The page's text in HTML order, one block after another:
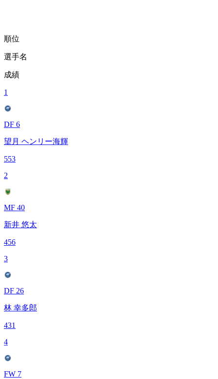
順位
選手名
成績
1
DF 6
望月 ヘンリー海輝
553
2
MF 40
新井 悠太
456
3
DF 26
林 幸多郎
431
4
FW 7